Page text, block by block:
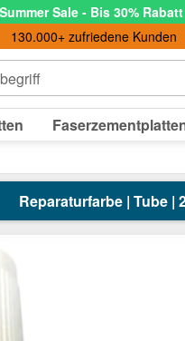
Summer Sale - Bis 30%
130.000+ zufriedene Kunden
Reparaturfarbe | Tube |